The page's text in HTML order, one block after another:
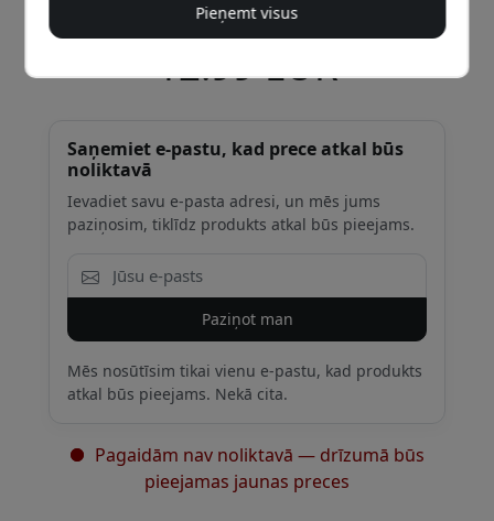
Ieteicamā cena
12.99 EUR
Saņemiet e-pastu, kad prece atkal būs
noliktavā
Ievadiet savu e-pasta adresi, un mēs jums
paziņosim, tiklīdz produkts atkal būs pieejams.
Paziņot man
Mēs nosūtīsim tikai vienu e-pastu, kad produkts
atkal būs pieejams. Nekā cita.
Pagaidām nav noliktavā — drīzumā būs
pieejamas jaunas preces
Pieņemt visus